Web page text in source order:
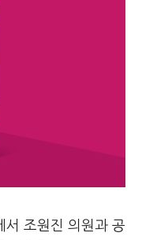
서 조원진 의원과 공